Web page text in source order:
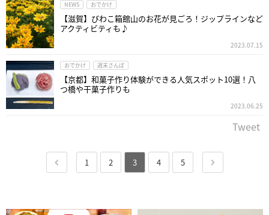
NEWS おでかけ
【滋賀】びわこ箱館山のお花が見ごろ！ジップラインなど
アクティビティも♪
2023.07.15
おでかけ 週末さんぽ
【京都】和菓子作り体験ができる人気スポット10選！八
つ橋や干菓子作りも
2023.06.25
Tweet
1 2 3 4 5